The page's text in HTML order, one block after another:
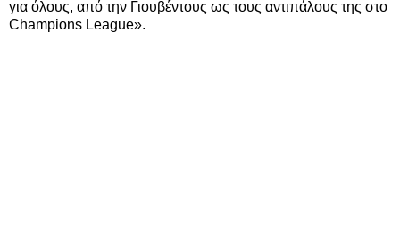
για όλους, από την Γιουβέντους ως τους αντιπάλους της στο
Champions League».